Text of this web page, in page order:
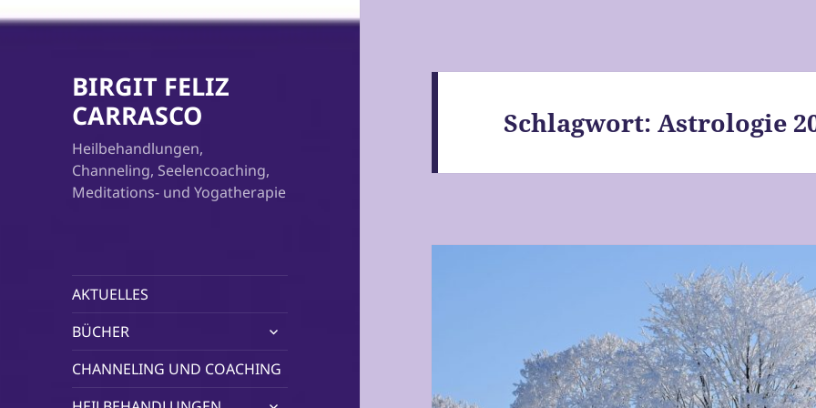
BIRGIT FELIZ
CARRASCO
Heilbehandlungen,
Channeling, Seelencoaching,
Meditations- und Yogatherapie
AKTUELLES
BÜCHER
untermenü
CHANNELING UND COACHING
untermenü
Schlagwort:Astrologie